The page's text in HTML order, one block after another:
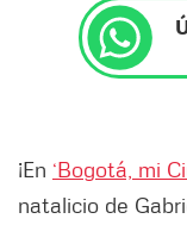
¡En ‘Bogotá, mi
natalicio de